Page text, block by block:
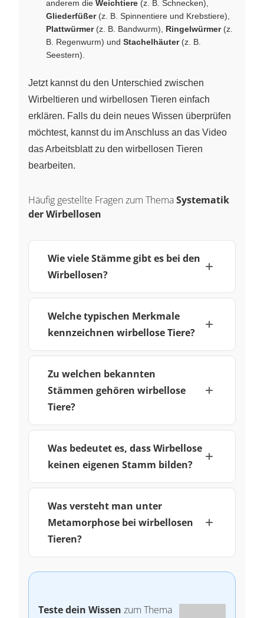
anderem die Weichtiere (z. B. Schnecken),
Gliederfüßer(z. B. Spinnentiere und Krebstiere),
Plattwürmer(z. B. Bandwurm), Ringelwürmer(z.
B. Regenwurm) und Stachelhäuter(z. B.
Seestern).
Jetzt kannst du den Unterschied zwischen
Wirbeltieren und wirbellosen Tieren einfach
erklären. Falls du dein neues Wissen überprüfen
möchtest, kannst du im Anschluss an das Video
das Arbeitsblatt zu den wirbellosen Tieren
bearbeiten.
Häufig gestellte Fragen zum ThemaSystematik
der Wirbellosen
Wie viele Stämme gibt es bei den
Wirbellosen?
Welche typischen Merkmale
kennzeichnen wirbellose Tiere?
Zu welchen bekannten
Stämmen gehören wirbellose
Tiere?
Was bedeutet es, dass Wirbellose
keinen eigenen Stamm bilden?
Was versteht man unter
Metamorphose bei wirbellosen
Tieren?
Teste dein Wissen zum Thema